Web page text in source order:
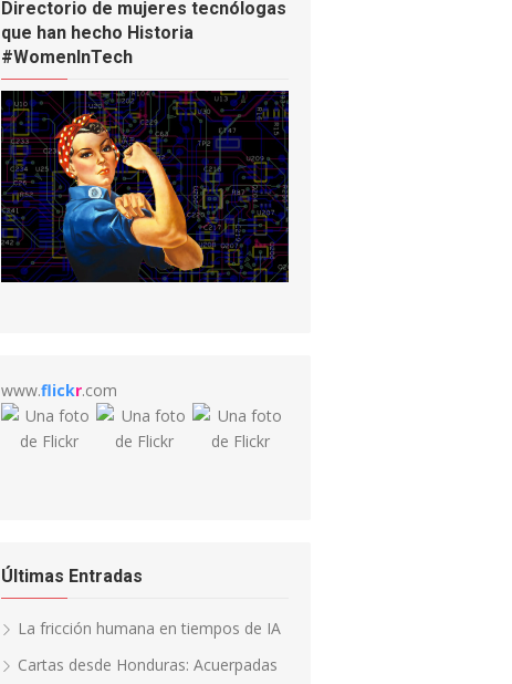
Directorio de mujeres tecnólogas
que han hecho Historia
#WomenInTech
www.flickr.com
Últimas Entradas
La fricción humana en tiempos de IA
Cartas desde Honduras: Acuerpadas